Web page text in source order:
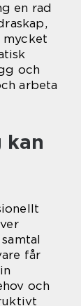
en rad
mycket
och
arbeta
kan
får
och